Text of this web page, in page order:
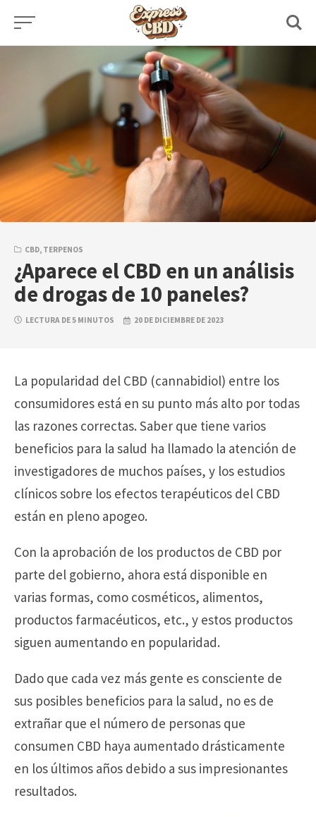
Skip
CBD, TERPENOS
¿Aparece el CBD en un análisis
de drogas de 10 paneles?
LECTURA DE 5 MINUTOS 20 DE DICIEMBRE DE 2023
La popularidad del CBD (cannabidiol) entre los
consumidores está en su punto más alto por todas
las razones correctas. Saber que tiene varios
beneficios para la salud ha llamado la atención de
investigadores de muchos países, y los estudios
clínicos sobre los efectos terapéuticos del CBD
están en pleno apogeo.
Con la aprobación de los productos de CBD por
parte del gobierno, ahora está disponible en
varias formas, como cosméticos, alimentos,
productos farmacéuticos, etc., y estos productos
siguen aumentando en popularidad.
Dado que cada vez más gente es consciente de
sus posibles beneficios para la salud, no es de
extrañar que el número de personas que
consumen CBD haya aumentado drásticamente
en los últimos años debido a sus impresionantes
resultados.